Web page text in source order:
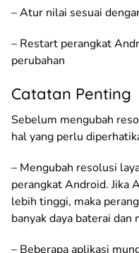
– Atur nilai sesuai
– Restart perangkat
perubahan
Catatan Penting
Sebelum mengubah
hal yang perlu
– Mengubah resolusi
perangkat Android. Jika
lebih tinggi, maka
banyak daya baterai dan
– Beberapa aplikasi